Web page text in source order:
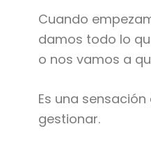
Cuando
damos todo lo
o nos vamos a
Es una
gestionar.